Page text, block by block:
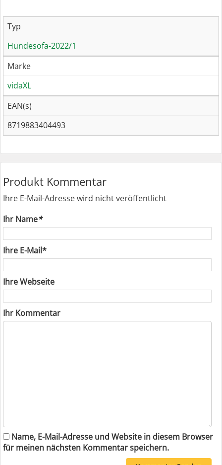
Typ
Hundesofa-2022/1
Marke
vidaXL
EAN(s)
8719883404493
Produkt Kommentar
Ihre E-Mail-Adresse wird nicht veröffentlicht
Ihr Name*
Ihre E-Mail*
Ihre Webseite
Ihr Kommentar
Name, E-Mail-Adresse und Website in diesem Browser
für meinen nächsten Kommentar speichern.